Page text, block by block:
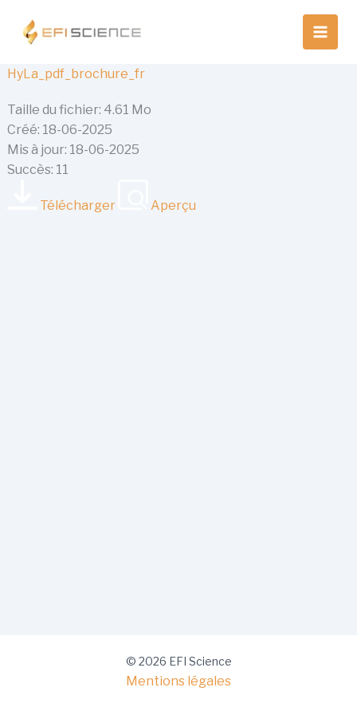
contenu
HyLa_pdf_brochure_fr
Taille du fichier: 4.61 Mo
Créé: 18-06-2025
Mis à jour: 18-06-2025
Succès: 11
Télécharger Aperçu
© 2026 EFI Science
Mentions légales